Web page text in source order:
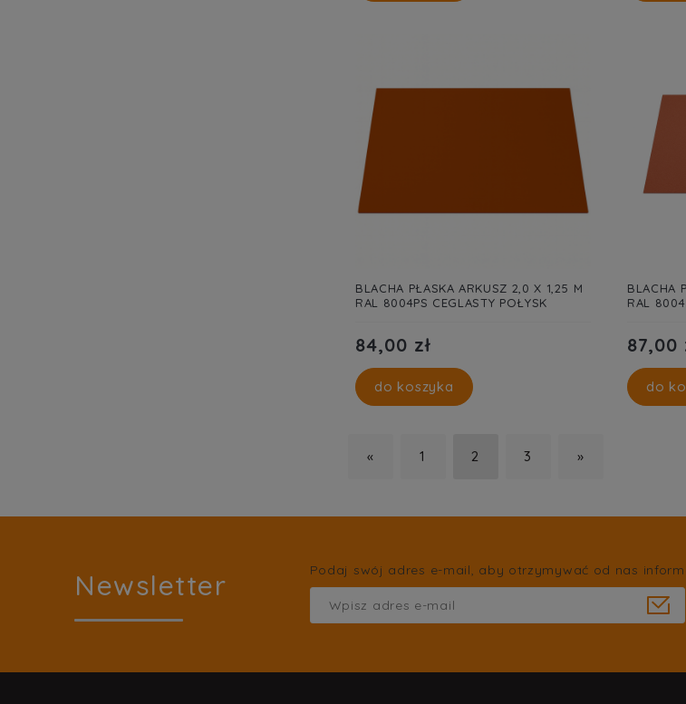
BLACHA PŁASKA ARKUSZ 2,0 X 1,25 M
RAL 8004PS CEGLASTY POŁYSK
84,00 zł
do koszyka
BLACHA
RAL 8004
87,00
do
« 1 2 3 »
Newsletter Podaj swój adres e-mail, aby otrzymywać od nas